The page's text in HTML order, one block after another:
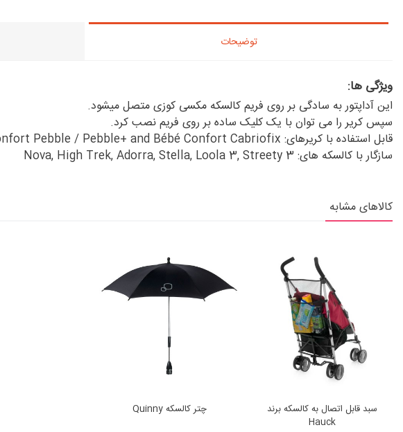
توضیحات
ویژگی ها:
این آداپتور به سادگی بر روی فریم کالسکه مکسی کوزی متصل میشود.
سپس کریر را می توان با یک کلیک ساده بر روی فریم نصب کرد.
قابل استفاده با کریرهای: Bébé Confort Pebble / Pebble+ and Bébé Confort Cabriofix
سازگار با کالسکه های: Nova, High Trek, Adorra, Stella, Loola 3, Streety 3
کالاهای مشابه
سبد قابل اتصال به کالسکه برند
Hauck
چتر کالسکه Quinny